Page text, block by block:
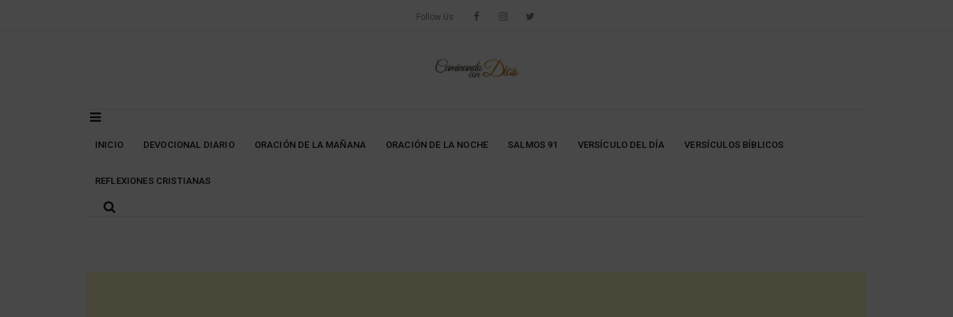
Follow Us
INICIO DEVOCIONAL DIARIO ORACIÓN DE LA MAÑANA ORACIÓN DE LA NOCHE SALMOS 91 VERSÍCULO DEL DÍA VERSÍCULOS BÍBLICOS
REFLEXIONES CRISTIANAS